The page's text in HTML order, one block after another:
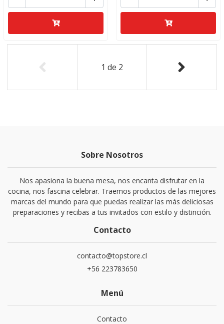
1 de 2
Sobre Nosotros
Nos apasiona la buena mesa, nos encanta disfrutar en la
cocina, nos fascina celebrar. Traemos productos de las mejores
marcas del mundo para que puedas realizar las más deliciosas
preparaciones y recibas a tus invitados con estilo y distinción.
Contacto
contacto@topstore.cl
+56 223783650
Menú
Contacto